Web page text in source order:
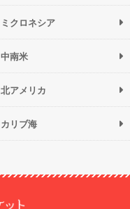
ミクロネシア
中南米
北アメリカ
カリブ海